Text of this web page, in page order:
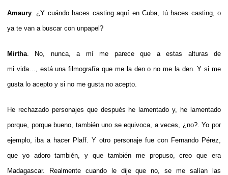
Amaury . ¿Y cuándo haces casting aquí en Cuba, tú haces casting, o
ya te van a buscar con unpapel?
Mirtha . No, nunca, a mí me parece que a estas alturas de
mi vida…, está una filmografía que me la den o no me la den. Y si me
gusta lo acepto y si no me gusta no acepto.
He rechazado personajes que después he lamentado y, he lamentado
porque, porque bueno, también uno se equivoca, a veces, ¿no?. Yo por
ejemplo, iba a hacer Plaff. Y otro personaje fue con Fernando Pérez,
que yo adoro también, y que también me propuso, creo que era
Madagascar. Realmente cuando le dije que no, se me salían las